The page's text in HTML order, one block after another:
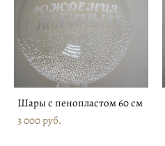
Шары с пенопластом 60 см
3 000 pуб.